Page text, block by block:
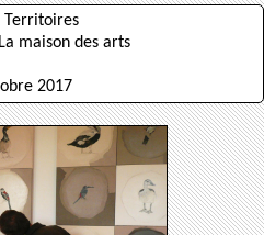
Territoires
maison des arts
2017